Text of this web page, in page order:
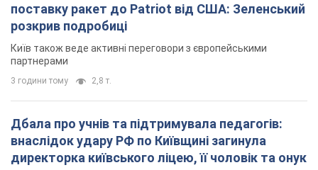
поставку ракет до Patriot від США: Зеленський
розкрив подробиці
Київ також веде активні переговори з європейськими
партнерами
3 години тому 2,8 т.
Дбала про учнів та підтримувала педагогів:
внаслідок удару РФ по Київщині загинула
директорка київського ліцею, її чоловік та онук